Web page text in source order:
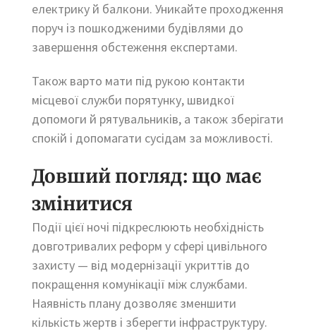
електрику й балкони. Уникайте проходження
поруч із пошкодженими будівлями до
завершення обстеження експертами.
Також варто мати під рукою контакти
місцевої служби порятунку, швидкої
допомоги й рятувальників, а також зберігати
спокій і допомагати сусідам за можливості.
Довший погляд: що має
змінитися
Події цієї ночі підкреслюють необхідність
довготривалих реформ у сфері цивільного
захисту — від модернізації укриттів до
покращення комунікації між службами.
Наявність плану дозволяє зменшити
кількість жертв і зберегти інфраструктуру.